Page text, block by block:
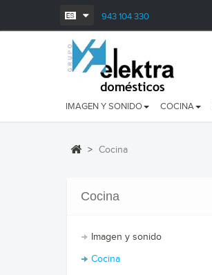
943 104 330
IMAGEN Y SONIDO COCINA
> Cocina
Cocina
Imagen y sonido
Cocina